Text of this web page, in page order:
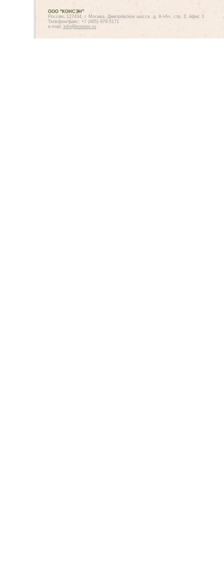
ООО "КОНСЭН"
Россия, 127434, г. Москва, Дмитровское шоссе, д. 9 «А», стр. 2, офис 3
Телефон/факс: +7 (495) 979-5171
e-mail: info@konsen.ru